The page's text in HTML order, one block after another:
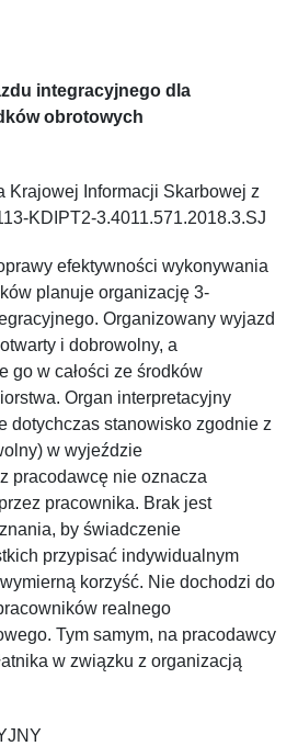
integracyjnego dla
obrotowych
Krajowej Informacji Skarbowej z
KDIPT2-3.4011.571.2018.3.SJ
efektywności wykonywania
planuje organizację 3-
Organizowany wyjazd
i dobrowolny, a
go w całości ze środków
Organ interpretacyjny
dotychczas stanowisko zgodnie z
w wyjeździe
pracodawcę nie oznacza
pracownika. Brak jest
by świadczenie
przypisać indywidualnym
korzyść. Nie dochodzi do
realnego
Tym samym, na pracodawcy
w związku z organizacją